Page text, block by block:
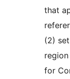
that
(2)
for